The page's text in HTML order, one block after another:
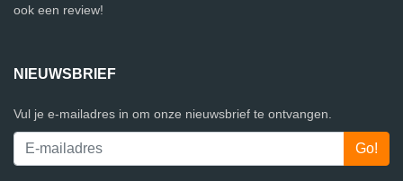
ook een review!
NIEUWSBRIEF
Vul je e-mailadres in om onze nieuwsbrief te ontvangen.